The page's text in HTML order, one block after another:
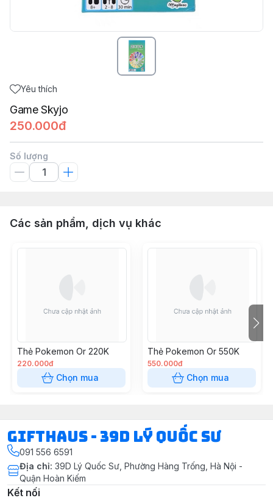
Yêu thích
Game Skyjo
250.000đ
Số lượng
Các sản phẩm, dịch vụ khác
Thẻ Pokemon Or 220K
220.000đ
Chọn mua
Thẻ Pokemon Or 550K
550.000đ
Chọn mua
Gifthaus - 39D Lý Quốc Sư
091 556 6591
Địa chỉ: 39D Lý Quốc Sư, Phường Hàng Trống, Hà Nội -
Quận Hoàn Kiếm
Kết nối